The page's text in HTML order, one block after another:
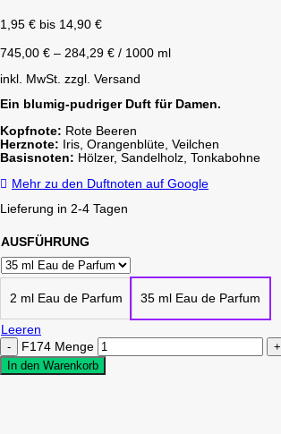
1,95 € bis 14,90 €
745,00 € – 284,29 € / 1000 ml
inkl. MwSt. zzgl. Versand
Ein blumig-pudriger Duft für Damen.
Kopfnote: Rote Beeren
Herznote: Iris, Orangenblüte, Veilchen
Basisnoten: Hölzer, Sandelholz, Tonkabohne
Mehr zu den Duftnoten auf Google
Lieferung in 2-4 Tagen
AUSFÜHRUNG
2 ml Eau de Parfum 35 ml Eau de Parfum
Leeren
F174 Menge
In den Warenkorb